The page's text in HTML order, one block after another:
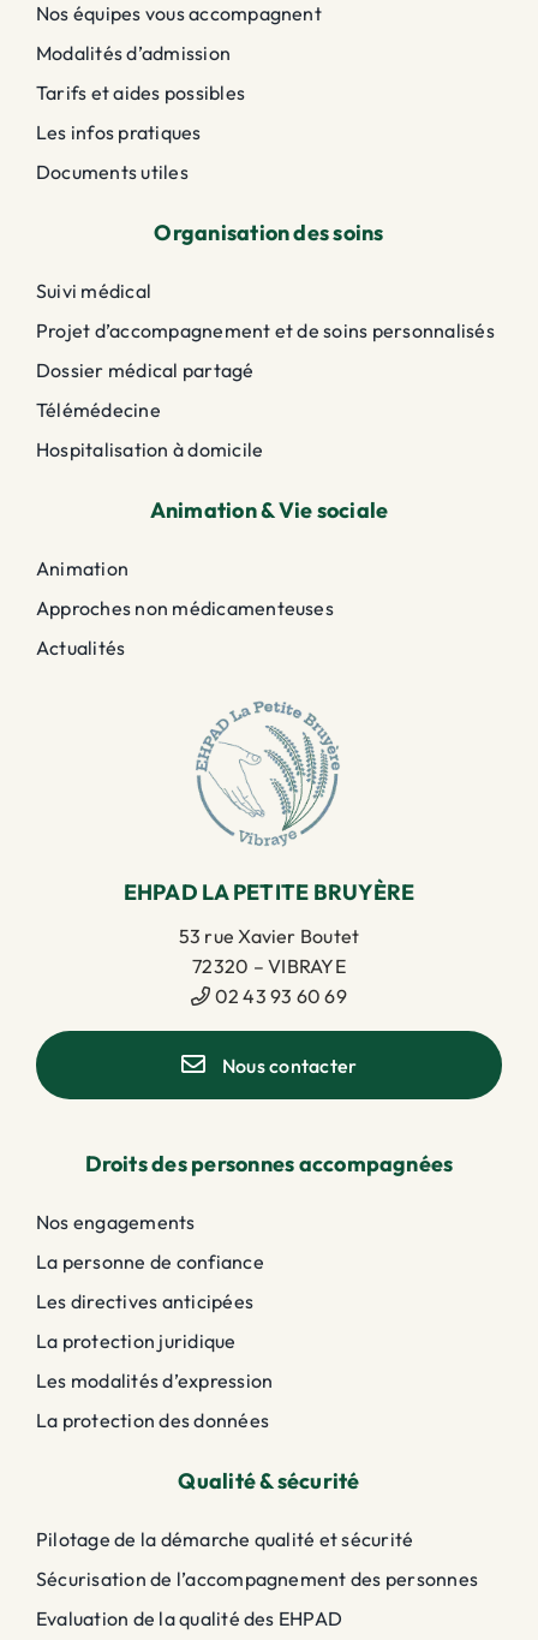
Nos équipes vous accompagnent
Modalités d’admission
Tarifs et aides possibles
Les infos pratiques
Documents utiles
Organisation des soins
Suivi médical
Projet d’accompagnement et de soins personnalisés
Dossier médical partagé
Télémédecine
Hospitalisation à domicile
Animation & Vie sociale
Animation
Approches non médicamenteuses
Actualités
EHPAD LA PETITE BRUYÈRE
53 rue Xavier Boutet
72320 – VIBRAYE
02 43 93 60 69
Nous contacter
Droits des personnes accompagnées
Nos engagements
La personne de confiance
Les directives anticipées
La protection juridique
Les modalités d’expression
La protection des données
Qualité & sécurité
Pilotage de la démarche qualité et sécurité
Sécurisation de l’accompagnement des personnes
Evaluation de la qualité des EHPAD